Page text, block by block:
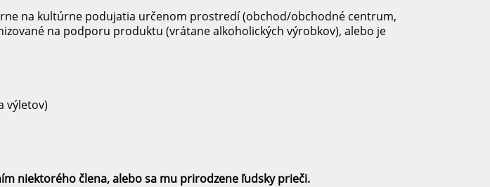
na kultúrne podujatia určenom prostredí (obchod/obchodné centrum,
na podporu produktu (vrátane alkoholických výrobkov), alebo je
výletov)
niektorého člena, alebo sa mu prirodzene ľudsky prieči.